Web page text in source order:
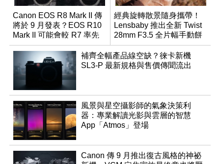
Canon EOS R8 Mark II 傳
將於 9 月發表？EOS R10
Mark II 可能會較 R7 率先
推出
經典旋轉散景隨身攜帶！
Lensbaby 推出全新 Twist
28mm F3.5 全片幅手動餅
乾鏡
補齊全幅產品線空缺？徠卡新機
SL3-P 最新規格與售價傳聞流出
風景與星空攝影師的氣象決策利
器：專業解讀光影與雲層的智慧
App「Atmos」登場
Canon 傳 9 月推出復古風格的神祕